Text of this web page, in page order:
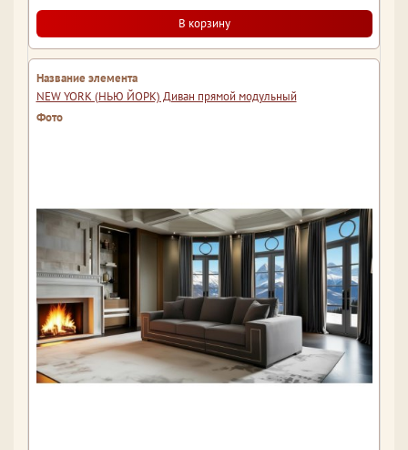
В корзину
NEW YORK (НЬЮ ЙОРК) Диван прямой модульный